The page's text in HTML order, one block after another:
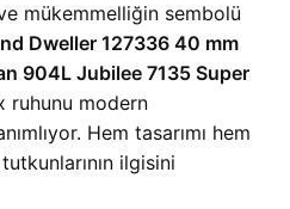
mükemmelliğin sembolü
Dweller 127336 40 mm
904L Jubilee 7135 Super
ruhunu modern
Hem tasarımı hem
ilgisini